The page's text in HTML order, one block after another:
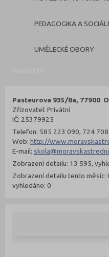
PEDAGOGIKA A
UMĚLECKÉ OBORY
Pasteurova 935/8a, 77900
Zřizovatel: Privátní
IČ: 25379925
Telefon: 585 223 090, 724
Web: http://
E-mail:
Zobrazení detailu: 13 595,
Zobrazení detailu tento měsíc:
vyhledáno: 0